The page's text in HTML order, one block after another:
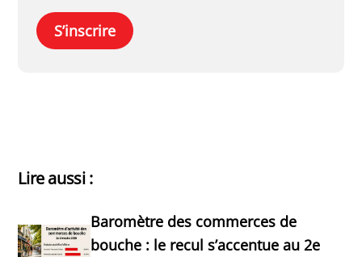
S’inscrire
Lire aussi :
Baromètre des commerces de
bouche : le recul s’accentue au 2e